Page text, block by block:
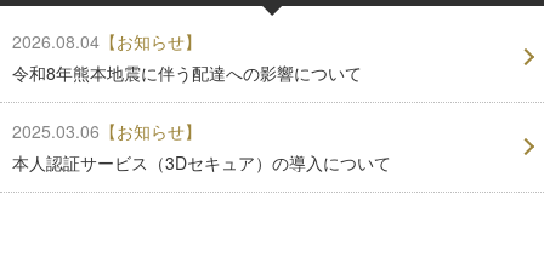
2026.08.04 【お知らせ】
令和8年熊本地震に伴う配達への影響について
2025.03.06 【お知らせ】
本人認証サービス（3Dセキュア）の導入について